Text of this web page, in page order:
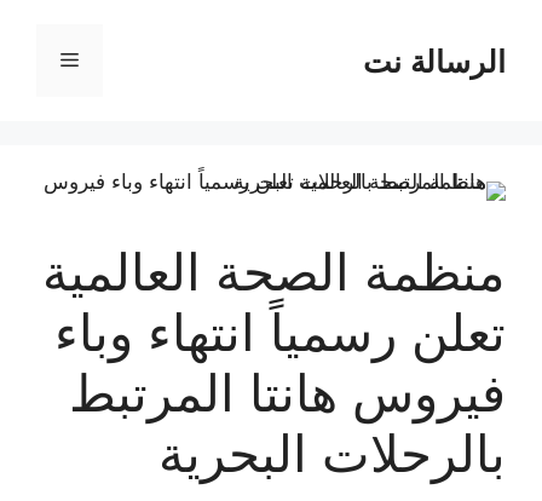
المحتوىالرسالة نت القائمة
منظمة الصحة العالمية
تعلن رسمياً انتهاء وباء
فيروس هانتا المرتبط
بالرحلات البحرية